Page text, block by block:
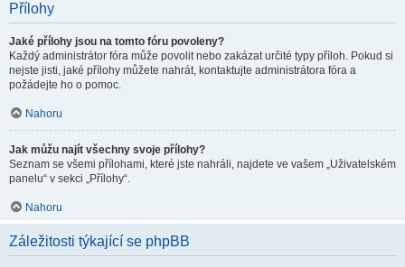
Přílohy
Jaké přílohy jsou na tomto fóru povoleny?
Každý administrátor fóra může povolit nebo zakázat určité typy příloh. Pokud si
nejste jisti, jaké přílohy můžete nahrát, kontaktujte administrátora fóra a
požádejte ho o pomoc.
Nahoru
Jak můžu najít všechny svoje přílohy?
Seznam se všemi přílohami, které jste nahráli, najdete ve vašem „Uživatelském
panelu“ v sekci „Přílohy“.
Nahoru
Záležitosti týkající se phpBB